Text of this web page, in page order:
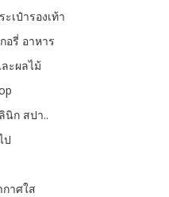
เป๋ารองเท้า
อรี่ อาหาร
ะผลไม้
นิก สปา..
ป
าศใส